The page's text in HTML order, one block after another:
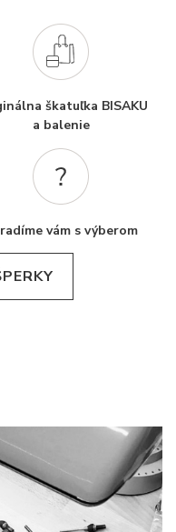
škatuľka BISAKU
a balenie
vám s výberom